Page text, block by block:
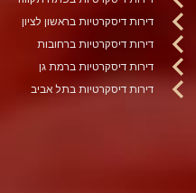
דירות דיסקרטיות בראשון לציון
דירות דיסקרטיות ברחובות
דירות דיסקרטיות ברמת גן
דירות דיסקרטיות בתל אביב